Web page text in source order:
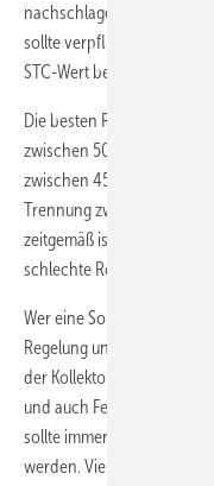
nachschlagen. Zumindest
sollte verpflichtend auf
STC-Wert bei der
Die besten
zwischen 500 bis 670 kWh/
zwischen 450 bis 570 kWh/
Trennung zwischen
zeitgemäß ist. Es gibt gute
schlechte
Wer eine
Regelung und den
der Kollektor. Mittlerweile
und auch Fehler in der
sollte immer auf einen
werden. Viele Installateure